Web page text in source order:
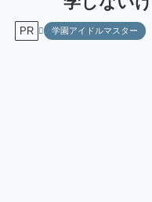
PR 学園アイドルマスター